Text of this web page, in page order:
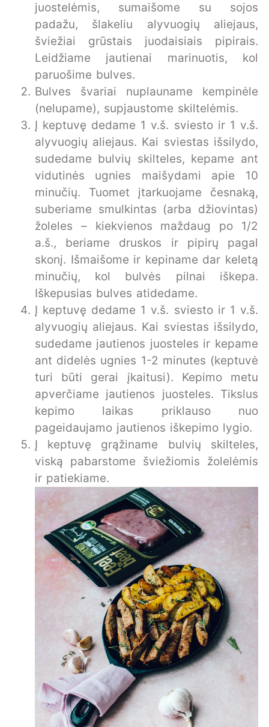
juostelėmis, sumaišome su sojos
padažu, šlakeliu alyvuogių aliejaus,
šviežiai grūstais juodaisiais pipirais.
Leidžiame jautienai marinuotis, kol
paruošime bulves.
Bulves švariai nuplauname kempinėle
(nelupame), supjaustome skiltelėmis.
Į keptuvę dedame 1 v.š. sviesto ir 1 v.š.
alyvuogių aliejaus. Kai sviestas išsilydo,
sudedame bulvių skilteles, kepame ant
vidutinės ugnies maišydami apie 10
minučių. Tuomet įtarkuojame česnaką,
suberiame smulkintas (arba džiovintas)
žoleles – kiekvienos maždaug po 1/2
a.š., beriame druskos ir pipirų pagal
skonį. Išmaišome ir kepiname dar keletą
minučių, kol bulvės pilnai iškepa.
Iškepusias bulves atidedame.
Į keptuvę dedame 1 v.š. sviesto ir 1 v.š.
alyvuogių aliejaus. Kai sviestas išsilydo,
sudedame jautienos juosteles ir kepame
ant didelės ugnies 1-2 minutes (keptuvė
turi būti gerai įkaitusi). Kepimo metu
apverčiame jautienos juosteles. Tikslus
kepimo laikas priklauso nuo
pageidaujamo jautienos iškepimo lygio.
Į keptuvę grąžiname bulvių skilteles,
viską pabarstome šviežiomis žolelėmis
ir patiekiame.